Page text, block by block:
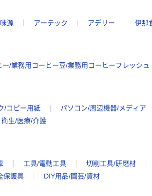
味源 アーテック アデリー 伊那
ー/業務用コーヒー豆/業務用コーヒーフレッシュ
/コピー用紙 パソコン/周辺機器/メディア
衛生/医療/介護
工具/電動工具 切削工具/研磨材
保護具 DIY用品/園芸/資材